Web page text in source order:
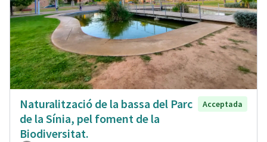
Naturalització de la bassa del Parc
de la Sínia, pel foment de la
Biodiversitat.
Acceptada